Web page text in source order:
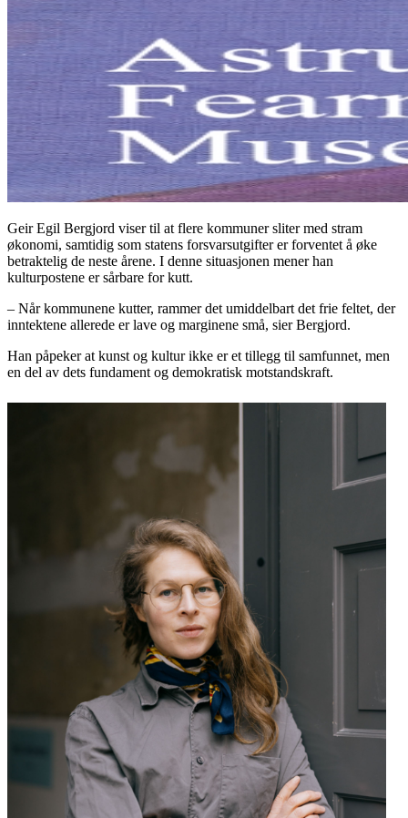
Geir Egil Bergjord viser til at flere kommuner sliter med stram
økonomi, samtidig som statens forsvarsutgifter er forventet å øke
betraktelig de neste årene. I denne situasjonen mener han
kulturpostene er sårbare for kutt.
– Når kommunene kutter, rammer det umiddelbart det frie feltet, der
inntektene allerede er lave og marginene små, sier Bergjord.
Han påpeker at kunst og kultur ikke er et tillegg til samfunnet, men
en del av dets fundament og demokratisk motstandskraft.